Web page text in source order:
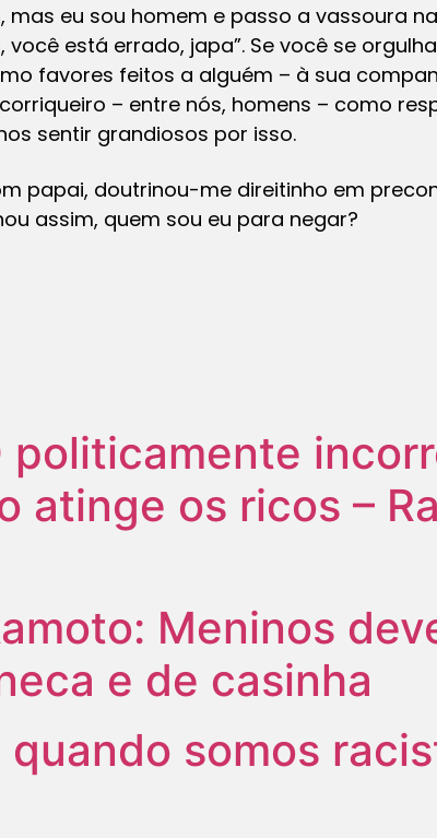
mas eu sou homem e passo a vassoura
você está errado, japa”. Se você se
favores feitos a alguém – à sua
– entre nós, homens – como
sentir grandiosos por isso.
papai, doutrinou-me direitinho em
assim, quem sou eu para negar?
politicamente
atinge os ricos –
Meninos
e de casinha
quando somos